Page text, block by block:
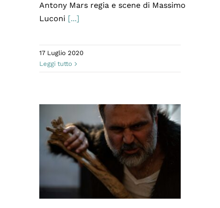
Antony Mars regia e scene di Massimo
Luconi [...]
17 Luglio 2020
Leggi tutto